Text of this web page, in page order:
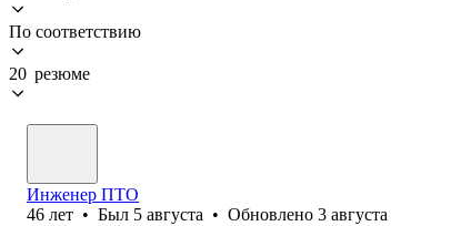
По соответствию
20 резюме
Инженер ПТО
46 лет • Был 5 августа • Обновлено 3 августа